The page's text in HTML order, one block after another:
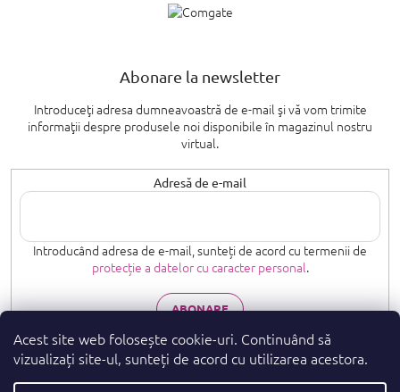
Acest site web folosește cookie-uri. Continuând să
vizualizați site-ul, sunteți de acord cu utilizarea acestora.
Abonare la newsletter
Introduceţi adresa dumneavoastră de e-mail şi vă vom trimite
informaţii despre produsele noi disponibile în magazinul nostru
virtual.
Adresă de e-mail
Introducând adresa de e-mail, sunteți de acord cu termenii de
protecție a datelor cu caracter personal.
ABONARE